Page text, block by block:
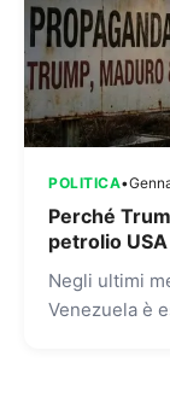
POLITICA•
Perché
petrolio USA
Negli ultimi
Venezuela è